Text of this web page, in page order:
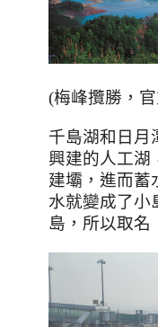
(梅峰攬勝，
千島湖和日月
興建的人工湖
建壩，進而蓄
水就變成了小
島，所以取名